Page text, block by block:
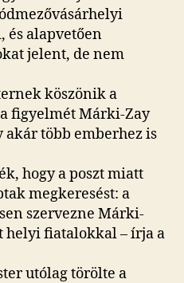
és alapvetően
jelent, de nem
köszönik a
figyelmét Márki-Zay
több emberhez is
hogy a poszt miatt
megkeresést: a
szervezne Márki-
helyi fiatalokkal – írja a
utólag törölte a